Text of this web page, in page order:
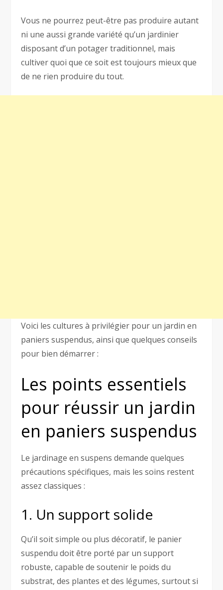
Vous ne pourrez peut-être pas produire autant
ni une aussi grande variété qu’un jardinier
disposant d’un potager traditionnel, mais
cultiver quoi que ce soit est toujours mieux que
de ne rien produire du tout.
Voici les cultures à privilégier pour un jardin en
paniers suspendus, ainsi que quelques conseils
pour bien démarrer :
Les points essentiels
pour réussir un jardin
en paniers suspendus
Le jardinage en suspens demande quelques
précautions spécifiques, mais les soins restent
assez classiques :
1. Un support solide
Qu’il soit simple ou plus décoratif, le panier
suspendu doit être porté par un support
robuste, capable de soutenir le poids du
substrat, des plantes et des légumes, surtout si